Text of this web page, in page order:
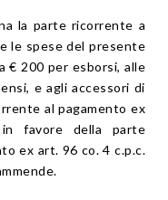
la parte ricorrente a
le spese del presente
€ 200 per esborsi, alle
e agli accessori di
al pagamento ex
favore della parte
ex art. 96 co. 4 c.p.c.